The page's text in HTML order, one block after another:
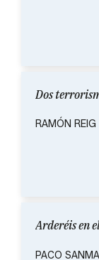
Dos
RAMÓN REIG
Arderéis en
PACO